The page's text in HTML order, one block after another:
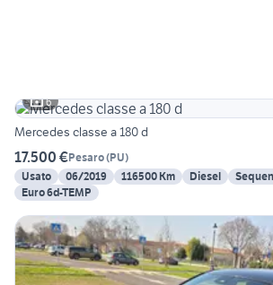
6
Mercedes classe a 180 d
17.500 €Pesaro(PU)
Usato
06/2019 116500 Km Diesel
Euro 6d-TEMP